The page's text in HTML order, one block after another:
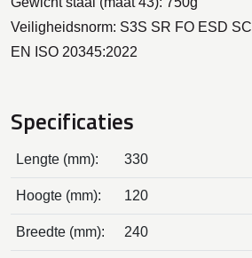
Veiligheidsnorm: S3S SR FO ESD SC
EN ISO 20345:2022
Specificaties
Lengte (mm): 330
Hoogte (mm): 120
Breedte (mm): 240